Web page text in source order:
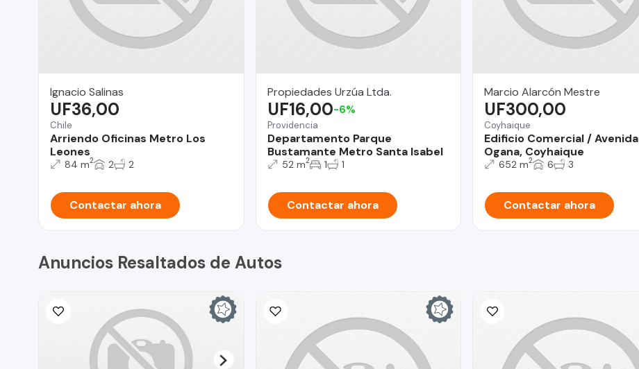
Ignacio Salinas
Chile
Arriendo Oficinas Metro Los
Leones
UF36,00
84 m2 2 2
Contactar ahora
Propiedades Urzúa Ltda.
Providencia
Departamento Parque
Bustamante Metro Santa Isabel
UF16,00-6%
52 m2 1 1
Contactar ahora
Marcio Alarcón Mestre
Coyhaique
Edificio Comercial / Avenida
Ogana, Coyhaique
UF300,00
652 m2 6 3
Contactar ahora
Anuncios Resaltados de Autos